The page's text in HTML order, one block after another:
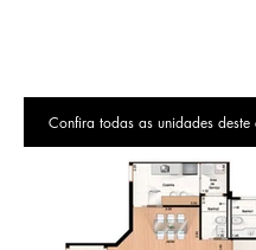
Confira todas as unidades deste